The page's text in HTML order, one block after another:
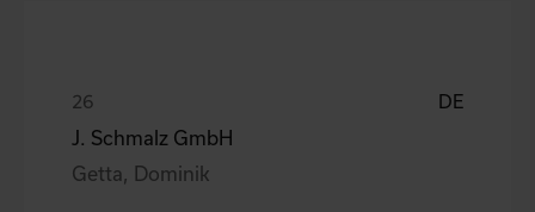
DE
J. Schmalz GmbH
Getta, Dominik